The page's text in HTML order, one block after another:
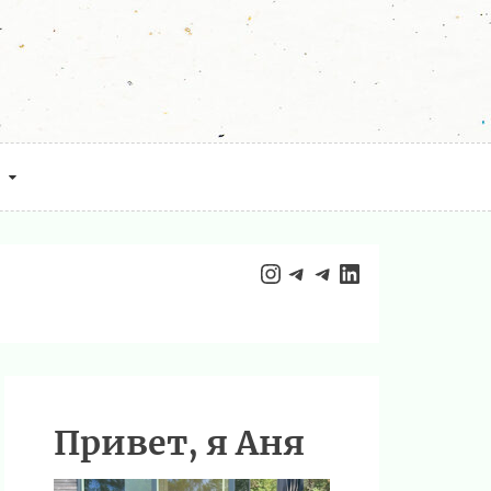
Instagram
Telegram
Telegram
LinkedIn
Привет, я Аня